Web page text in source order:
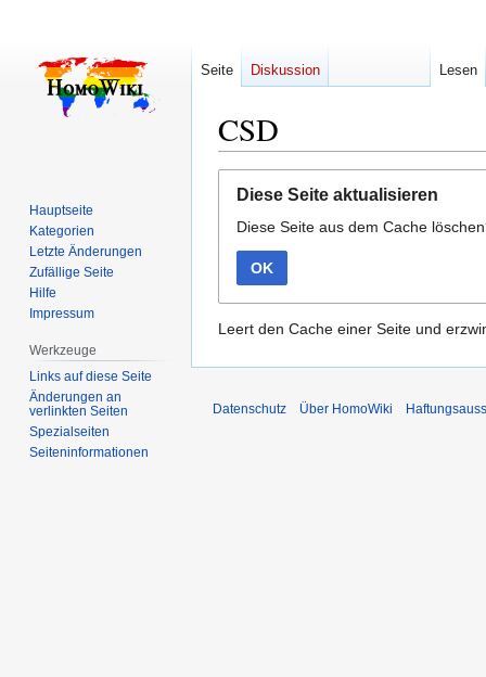
CSD
Navigation
springen
Suche
springen
Diese Seite aktualisieren
Diese Seite aus dem Cache
OK
Leert den Cache einer Seite und
Seite Diskussion Lesen
Hauptseite
Kategorien
Letzte Änderungen
Zufällige Seite
Hilfe
Impressum
Werkzeuge
Links auf diese Seite
Änderungen an
verlinkten Seiten
Spezialseiten
Seiten­­informationen
Datenschutz Über HomoWiki